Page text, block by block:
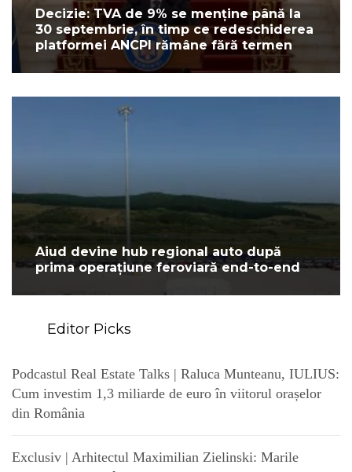
Decizie: TVA de 9% se menține până la
30 septembrie, în timp ce redeschiderea
platformei ANCPI rămâne fără termen
Aiud devine hub regional auto după
prima operațiune feroviară end-to-end
Editor Picks
Podcastul Real Estate Talks | Raluca Munteanu, IULIUS:
Cum investim 1,3 miliarde de euro în viitorul orașelor
din România
Exclusiv | Arhitectul Maximilian Zielinski: Marile